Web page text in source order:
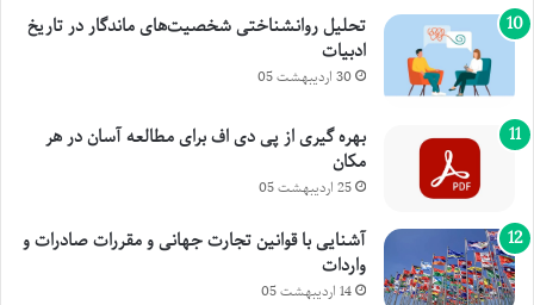
تحلیل روانشناختی شخصیت‌های ماندگار در تاریخ
ادبیات
30 اردیبهشت 05
بهره گیری از پی دی اف برای مطالعه آسان در هر
مکان
25 اردیبهشت 05
آشنایی با قوانین تجارت جهانی و مقررات صادرات و
واردات
14 اردیبهشت 05